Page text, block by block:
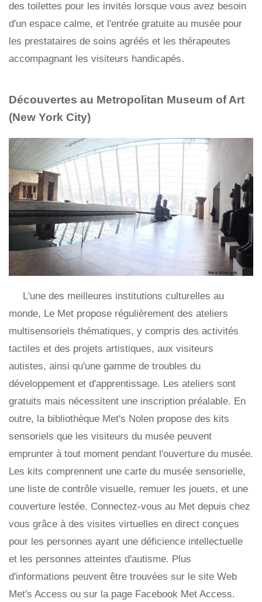
des toilettes pour les invités lorsque vous avez besoin
d'un espace calme, et l'entrée gratuite au musée pour
les prestataires de soins agréés et les thérapeutes
accompagnant les visiteurs handicapés.
Découvertes au Metropolitan Museum of Art
(New York City)
L'une des meilleures institutions culturelles au
monde, Le Met propose régulièrement des ateliers
multisensoriels thématiques, y compris des activités
tactiles et des projets artistiques, aux visiteurs
autistes, ainsi qu'une gamme de troubles du
développement et d'apprentissage. Les ateliers sont
gratuits mais nécessitent une inscription préalable. En
outre, la bibliothèque Met's Nolen propose des kits
sensoriels que les visiteurs du musée peuvent
emprunter à tout moment pendant l'ouverture du musée.
Les kits comprennent une carte du musée sensorielle,
une liste de contrôle visuelle, remuer les jouets, et une
couverture lestée. Connectez-vous au Met depuis chez
vous grâce à des visites virtuelles en direct conçues
pour les personnes ayant une déficience intellectuelle
et les personnes atteintes d'autisme. Plus
d'informations peuvent être trouvées sur le site Web
Met's Access ou sur la page Facebook Met Access.